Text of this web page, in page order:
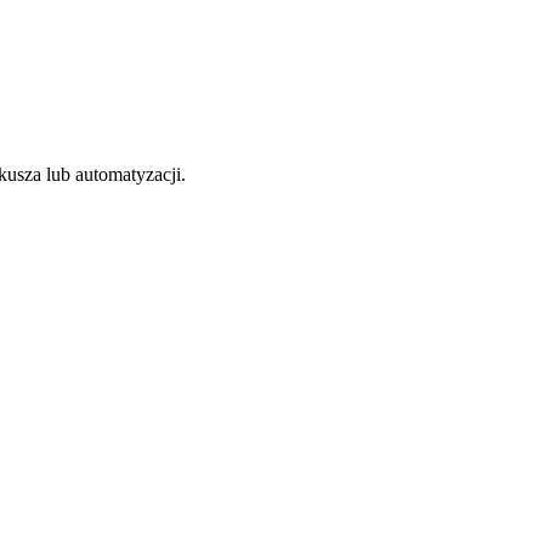
lub automatyzacji.